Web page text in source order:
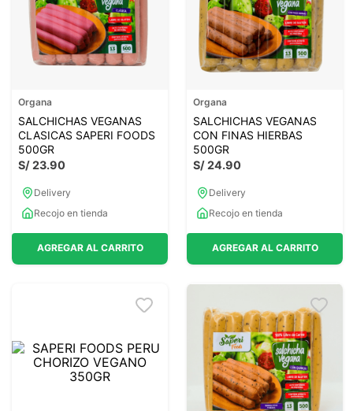
.
lab nutrition
8 .
magnesio
9.
stevia
Organa
SALCHICHAS VEGANAS
CLASICAS SAPERI FOODS
500GR
S/23.90
Delivery
Recojo en tienda
AGREGAR AL CARRITO
Organa
SALCHICHAS VEGANAS
CON FINAS HIERBAS
500GR
S/24.90
Delivery
Recojo en tienda
AGREGAR AL CARRITO